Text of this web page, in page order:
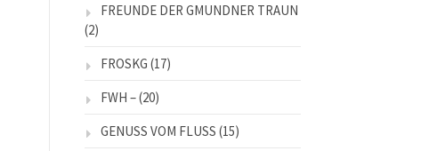
FREUNDE DER GMUNDNER TRAUN
(2)
FROSKG (17)
FWH –(20)
GENUSS VOM FLUSS (15)